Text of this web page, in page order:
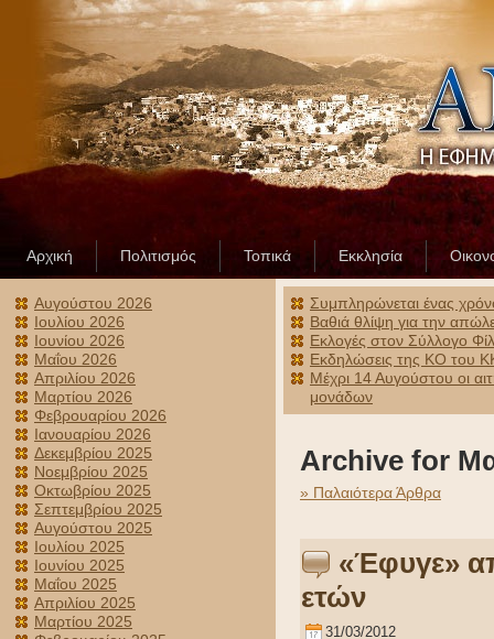
Αρχική Πολιτισμός Τοπικά Εκκλησία
Αυγούστου 2026
Ιουλίου 2026
Ιουνίου 2026
Μαΐου 2026
Απριλίου 2026
Μαρτίου 2026
Φεβρουαρίου 2026
Ιανουαρίου 2026
Δεκεμβρίου 2025
Νοεμβρίου 2025
Οκτωβρίου 2025
Σεπτεμβρίου 2025
Αυγούστου 2025
Ιουλίου 2025
Ιουνίου 2025
Μαΐου 2025
Απριλίου 2025
Μαρτίου 2025
Συμπληρώνεται ένας
Βαθιά θλίψη για την
Εκλογές στον Σύλλογο
Εκδηλώσεις της ΚΟ του
Μέχρι 14 Αυγούστου οι
μονάδων
Archive for
» Παλαιότερα Άρθρα
«Έφυγε»
ετών
31/03/2012